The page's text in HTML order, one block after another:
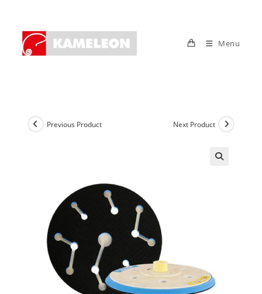
content
Menu
Previous Product Next Product